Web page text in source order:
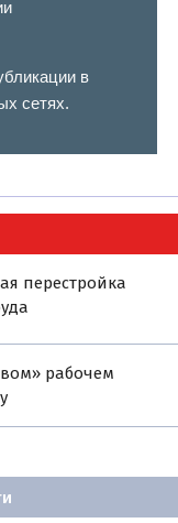
в
сетях.
перестройка
рабочем